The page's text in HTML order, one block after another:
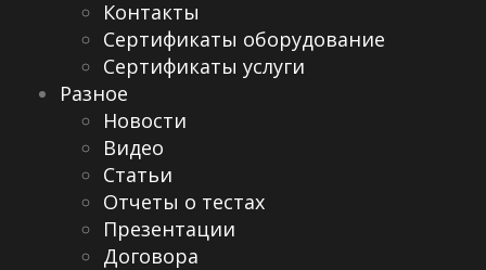
Контакты
Сертификаты оборудование
Сертификаты услуги
Разное
Новости
Видео
Cтатьи
Отчеты о тестах
Презентации
Договора